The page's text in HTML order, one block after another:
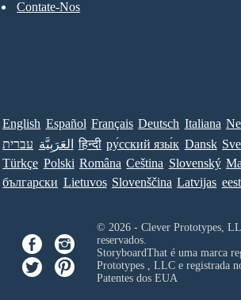
Contate-Nos
English Español Français Deutsch Italiana
עברית العَرَبِيَّة हिन्दी ру́сский язы́к Dansk
Türkçe Polski Româna Ceština Slovenský
български Lietuvos Slovenščina Latvijas
© 2026 - Clever Prototypes,
reservados.
StoryboardThat é uma marca
Prototypes , LLCe registrada
Patentes dos EUA